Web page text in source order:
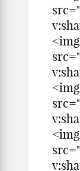
<img
<img
<img